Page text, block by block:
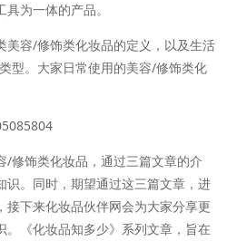
为一体的产品。
美容/修饰类化妆品的定义，以及生活
型。大家日常使用的美容/修饰类化
/修饰类化妆品，通过三篇文章的介
识。同时，期望通过这三篇文章，进
下来化妆品伙伴网会为大家分享更
。《化妆品知多少》系列文章，旨在